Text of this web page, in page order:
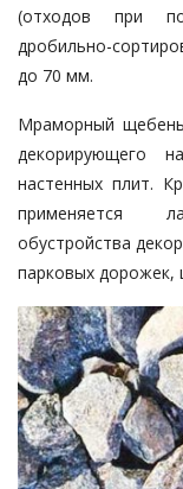
(отходов при
дробильно-
до 70 мм.
Мраморный
декорирующего
настенных плит.
применяется
обустройства
парковых дорожек,